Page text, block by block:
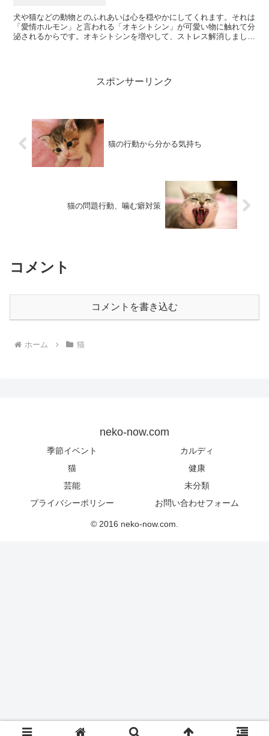
犬や猫などの動物とのふれあいは心を穏やかにしてくれます。それは
「愛情ホルモン」と言われる「オキシトシン」が可愛い物に触れて分
泌されるからです。オキシトシンを増やして、ストレス解消しましょ
スポンサーリンク
猫の行動から分かる気持ち
猫の問題行動、噛む癖対策
コメント
コメントを書き込む
ホーム 猫
neko-now.com
季節イベント
カルディ
猫
健康
芸能
未分類
プライバシーポリシー
お問い合わせフォーム
© 2016 neko-now.com.